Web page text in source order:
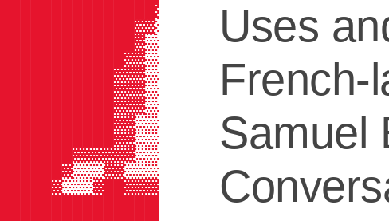
Uses
French-
Samuel